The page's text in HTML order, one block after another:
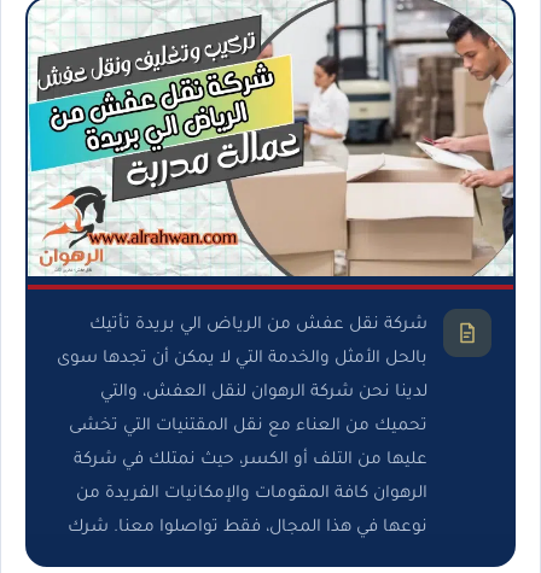
شركة نقل عفش من الرياض الي بريدة تأتيك
بالحل الأمثل والخدمة التي لا يمكن أن تجدها سوى
لدينا نحن شركة الرهوان لنقل العفش، والتي
تحميك من العناء مع نقل المقتنيات التي تخشى
عليها من التلف أو الكسر، حيث نمتلك في شركة
الرهوان كافة المقومات والإمكانيات الفريدة من
نوعها في هذا المجال، فقط تواصلوا معنا. شرك